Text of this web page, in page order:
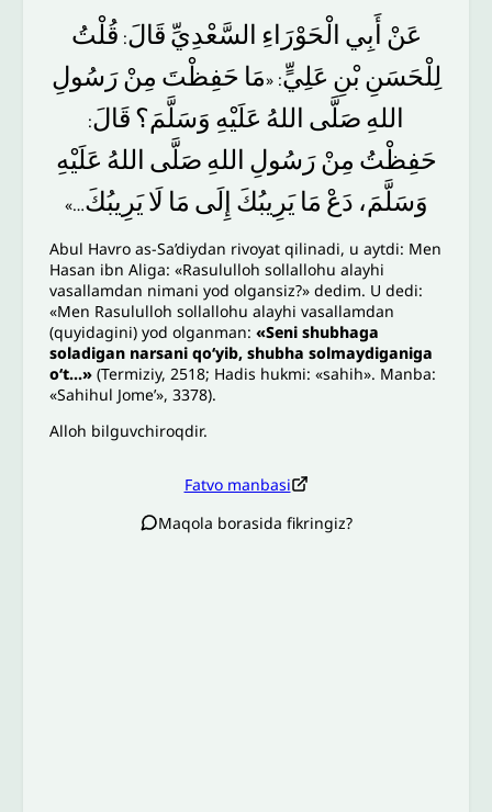
عَنْ أَبِي الْحَوْرَاءِ السَّعْدِيِّ قَالَ: قُلْتُ
لِلْحَسَنِ بْنِ عَلِيٍّ: «مَا حَفِظْتَ مِنْ رَسُولِ
اللهِ صَلَّى اللهُ عَلَيْهِ وَسَلَّمَ؟ قَالَ:
حَفِظْتُ مِنْ رَسُولِ اللهِ صَلَّى اللهُ عَلَيْهِ
وَسَلَّمَ، دَعْ مَا يَرِيبُكَ إِلَى مَا لَا يَرِيبُكَ…»
Abul Havro as-Sa’diydan rivoyat qilinadi, u aytdi: Men
Hasan ibn Aliga: «Rasululloh sollallohu alayhi
vasallamdan nimani yod olgansiz?» dedim. U dedi:
«Men Rasululloh sollallohu alayhi vasallamdan
(quyidagini) yod olganman:«Seni shubhaga
soladigan narsani qo‘yib, shubha solmaydiganiga
o‘t…» (Termiziy, 2518; Hadis hukmi: «sahih». Manba:
«Sahihul Jome’», 3378).
Alloh bilguvchiroqdir.
Fatvo manbasi
Maqola borasida fikringiz?